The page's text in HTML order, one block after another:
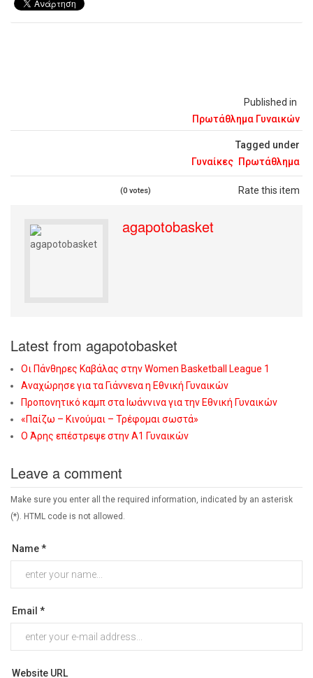
Published in
Πρωτάθλημα Γυναικών
Tagged under
Γυναίκες Πρωτάθλημα
Rate this item
(0 votes)
agapotobasket
Latest from agapotobasket
Οι Πάνθηρες Καβάλας στην Women Basketball League 1
Αναχώρησε για τα Γιάννενα η Εθνική Γυναικών
Προπονητικό καμπ στα Ιωάννινα για την Εθνική Γυναικών
«Παίζω – Κινούμαι – Τρέφομαι σωστά»
Ο Άρης επέστρεψε στην Α1 Γυναικών
Leave a comment
Make sure you enter all the required information, indicated by an asterisk
(*). HTML code is not allowed.
Name *
Email *
Website URL